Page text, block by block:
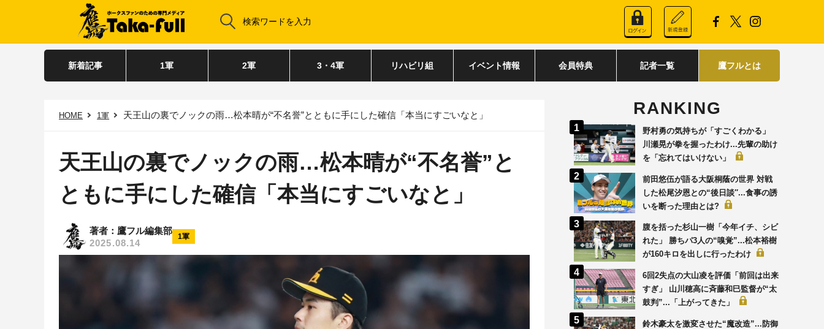
新着記事 1軍 2軍 3・4軍 リハビリ組 イベント情報 会員特典 記者一覧 鷹フルとは
HOME 1軍 天王山の裏でノックの雨…松本晴が“不名誉”とともに手にした確信「本当にすごいなと」
天王山の裏でノックの雨…松本晴が“不名誉”と
ともに手にした確信「本当にすごいなと」
著者：鷹フル編集部
2025.08.14
1軍
RANKING
野村勇の気持ちが「すごくわかる」
川瀬晃が拳を握ったわけ...先輩の助け
を「忘れてはいけない」
前田悠伍が語る大阪桐蔭の世界 対戦
した松尾汐恩との“後日談′′...食事の誘
いを断った理由とは?
腹を括った杉山一樹「今年イチ、シビ
れた」 勝ちパ3人の“嗅覚”...松本裕樹
が160キロを出しに行ったわけ
6回2失点の大山凌を評価「前回は出来
すぎ」 山川穂高に斉藤和巳監督が“太
鼓判”...「上がってきた」
鈴木豪太を激変させた“魔改造”...防御